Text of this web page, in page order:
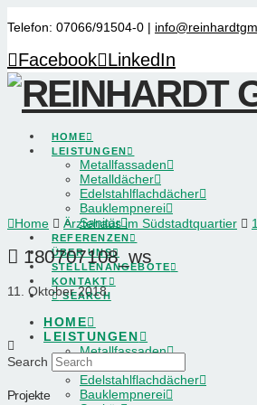
Telefon: 07066/91504-0 |
Facebook LinkedIn
HOME
LEISTUNGEN
Metallfassaden
Metalldächer
Edelstahlflachdächer
Bauklempnerei
Sanitär
REFERENZEN
ÜBER UNS
STELLENANGEBOTE
KONTAKT
SEARCH
HOME
LEISTUNGEN
Metallfassaden
Metalldächer
Edelstahlflachdächer
Bauklempnerei
Home Ärztehaus im Südstadtquartier
180707108_ws
11. Oktober 2018
Search
Projekte